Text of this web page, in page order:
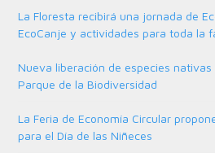
La Floresta recibirá una jornada de
EcoCanje y actividades para toda la
Nueva liberación de especies
Parque de la Biodiversidad
La Feria de Economía Circular
para el Día de las Niñeces